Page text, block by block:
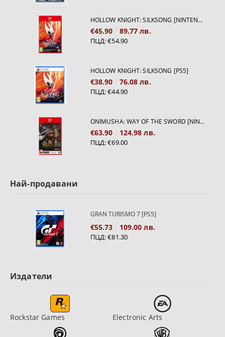
HOLLOW KNIGHT: SILKSONG [NINTENDO SWITCH 2]
€45.90 89.77 лв.
ПЦД:€54.90
HOLLOW KNIGHT: SILKSONG [PS5]
€38.90 76.08 лв.
ПЦД:€44.90
ONIMUSHA: WAY OF THE SWORD [NINTENDO SWITCH 2]
€63.90 124.98 лв.
ПЦД:€69.00
Най-продавани
GRAN TURISMO 7 [PS5]
€55.73 109.00 лв.
ПЦД:€81.30
Издатели
Rockstar Games Electronic Arts